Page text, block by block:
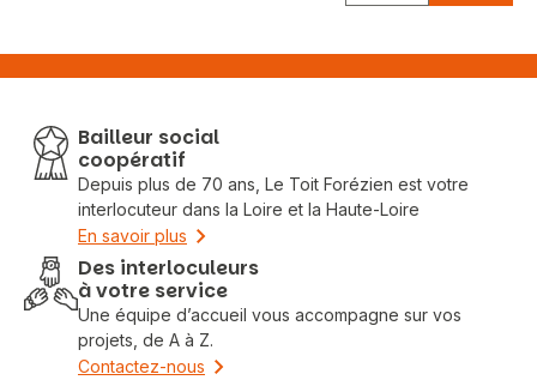
Bailleur social
coopératif
Depuis plus de 70 ans, Le Toit Forézien est votre
interlocuteur dans la Loire et la Haute-Loire
En savoir plus
Des interloculeurs
à votre service
Une équipe d’accueil vous accompagne sur vos
projets, de A à Z.
Contactez-nous